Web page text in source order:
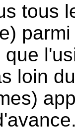
tous
loin